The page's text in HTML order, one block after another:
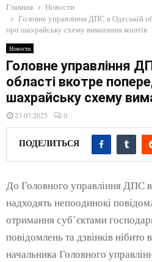
M
E
N
U
Главная
Новости
Головне управління ДПС в Одеській
про шахрайську схему вимагання коштів
Новости
Головне управління
області вкотре
шахрайську схему
23.07.2025 0
ПОДЕЛИТЬСЯ
До Головного управління ДПС в
надходять непоодинокі
отримання суб’єктами
повідомлень та дзвінків нібито
начальника Головного